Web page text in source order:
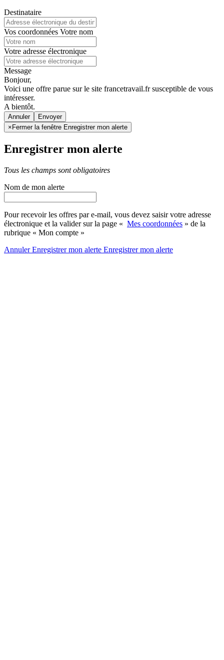
Destinataire
Vos coordonnées Votre nom
Votre adresse électronique
Message
Bonjour,
Voici une offre parue sur le site francetravail.fr susceptible de vous
intéresser.
A bientôt.
Annuler
× Fermer la fenêtre Enregistrer mon alerte
Enregistrer mon alerte
Tous les champs sont obligatoires
Nom de mon alerte
Pour recevoir les offres par e-mail, vous devez saisir votre adresse
électronique et la valider sur la page « Mes coordonnées » de la
rubrique « Mon compte »
AnnulerEnregistrer mon alerte Enregistrermon alerte